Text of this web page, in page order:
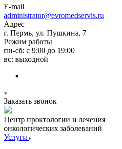
E-mail
administrator@evromedservis.ru
Адрес
г. Пермь, ул. Пушкина, 7
Режим работы
пн-сб: с 9:00 до 19:00
вс: выходной
Заказать звонок
Центр проктологии и лечения
онкологических заболеваний
Услуги